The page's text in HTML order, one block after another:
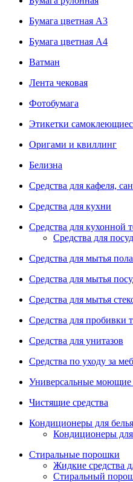
Бумага цветная А3
Бумага цветная А4
Ватман
Лента чековая
Фотобумага
Этикетки
Оригами и квиллинг
Белизна
Средства для кафеля,
Средства для кухни
Средства для кухонной
Средства для
Средства для мытья
Средства для мытья
Средства для мытья
Средства для пробивки
Средства для унитазов
Средства по уходу за
Универсальные моющие
Чистящие средства
Кондиционеры для
Кондиционеры для
Стиральные порошки
Жидкие средства
Стиральный